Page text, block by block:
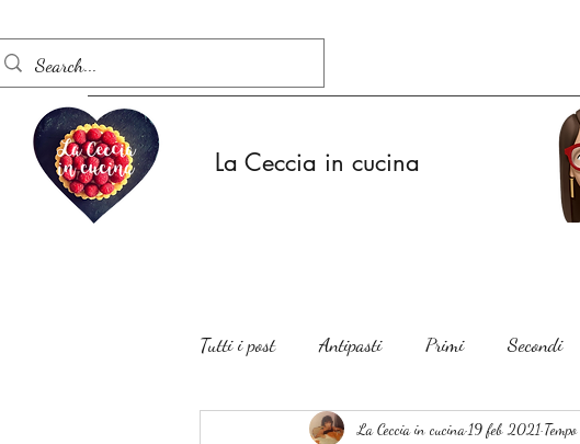
La Ceccia in cucina
Tutti i post Antipasti Primi Secondi
La Ceccia in cucina 19 feb 2021